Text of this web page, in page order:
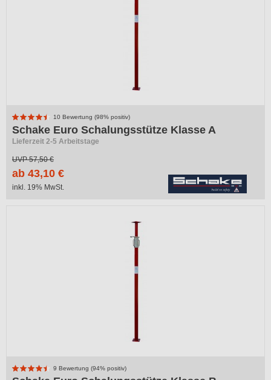
10 Bewertung (98% positiv)
Schake Euro Schalungsstütze Klasse A
Lieferzeit 2-5 Arbeitstage
UVP57,50 €
ab 43,10 €
inkl. 19% MwSt.
9 Bewertung (94% positiv)